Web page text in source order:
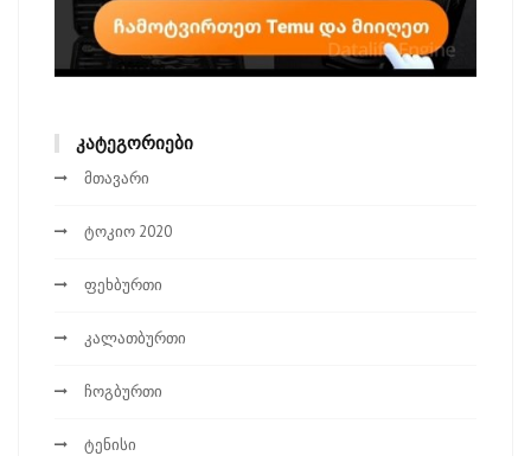
ᲙᲐᲢᲔᲒᲝᲠᲘᲔᲑᲘ
მთავარი
ტოკიო 2020
ფეხბურთი
კალათბურთი
ჩოგბურთი
ტენისი